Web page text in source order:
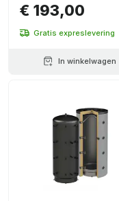
€ 193,00
Gratis expreslevering
In winkelwagen